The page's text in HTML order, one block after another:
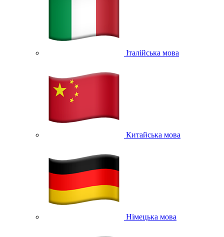
Італійська мова
Китайська мова
Німецька мова